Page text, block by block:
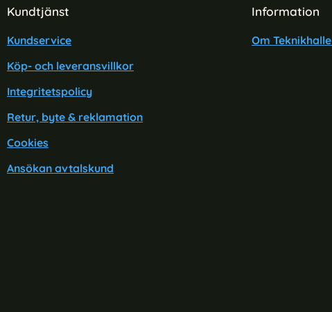
Sidfot Blandad info och länkar
Kundtjänst
Kundservice
Köp- och leveransvillkor
Integritetspolicy
Retur, byte & reklamation
Cookies
Ansökan avtalskund
Information
Om